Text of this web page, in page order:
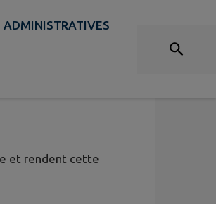
ADMINISTRATIVES
et rendent cette